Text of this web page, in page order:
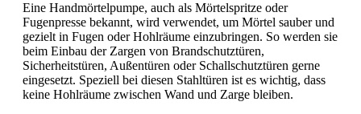
Eine Handmörtelpumpe, auch als Mörtelspritze oder
Fugenpresse bekannt, wird verwendet, um Mörtel sauber und
gezielt in Fugen oder Hohlräume einzubringen. So werden sie
beim Einbau der Zargen von Brandschutztüren,
Sicherheitstüren, Außentüren oder Schallschutztüren gerne
eingesetzt. Speziell bei diesen Stahltüren ist es wichtig, dass
keine Hohlräume zwischen Wand und Zarge bleiben.